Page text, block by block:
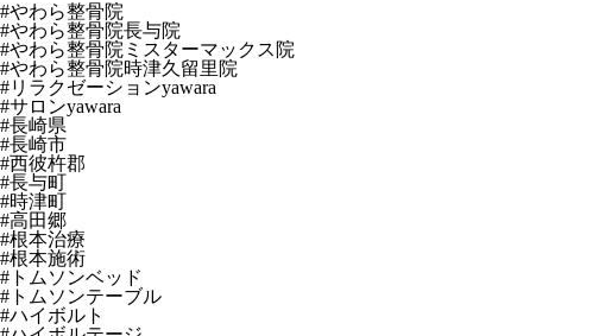
#やわら整骨院
#やわら整骨院長与院
#やわら整骨院ミスターマックス院
#やわら整骨院時津久留里院
#リラクゼーションyawara
#サロンyawara
#長崎県
#長崎市
#西彼杵郡
#長与町
#時津町
#高田郷
#根本治療
#根本施術
#トムソンベッド
#トムソンテーブル
#ハイボルト